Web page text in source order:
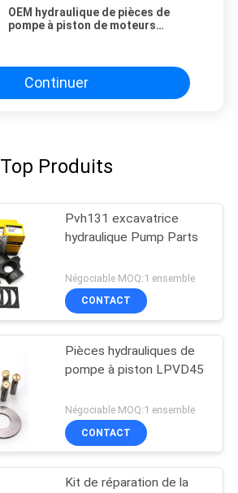
OEM hydraulique de pièces de
pompe à piston de moteurs
Continuer
Top Produits
Pvh131 excavatrice
hydraulique Pump Parts
Négociable MOQ:1 ensemble
CONTACT
Pièces hydrauliques de
pompe à piston LPVD45
Négociable MOQ:1 ensemble
CONTACT
Kit de réparation de la